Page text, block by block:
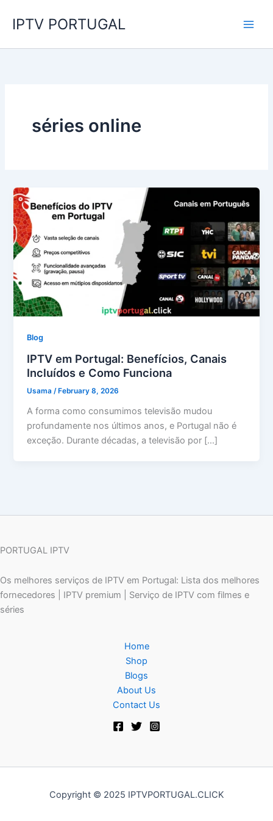
IPTV PORTUGAL
séries online
Blog
IPTV em Portugal: Benefícios, Canais
Incluídos e Como Funciona
Usama/ February 8, 2026
A forma como consumimos televisão mudou
profundamente nos últimos anos, e Portugal não é
exceção. Durante décadas, a televisão por […]
PORTUGAL IPTV
Os melhores serviços de IPTV em Portugal: Lista dos melhores
fornecedores | IPTV premium | Serviço de IPTV com filmes e
séries
Home
Shop
Blogs
About Us
Contact Us
Copyright © 2025 IPTVPORTUGAL.CLICK